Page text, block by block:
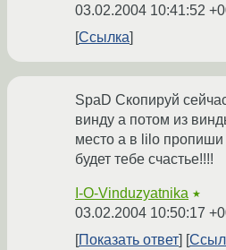
03.02.2004 10:41:52
Ссылка
SpaD Скопируй
винду а потом из
место а в lilo пропиши
будет тебе счастье!!!!
I-O-Vinduzyatnika ★
03.02.2004 10:50:17
Показать ответ